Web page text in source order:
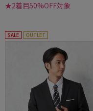
★2着目50%OFF対象
SALE OUTLET